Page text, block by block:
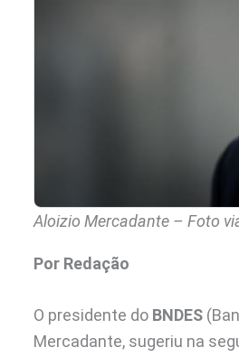
Aloizio Mercadante – Foto
Por Redação
O presidente do BNDES
Mercadante, sugeriu na